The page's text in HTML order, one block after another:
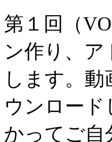
第１回（
ン作り、
します。
ウンロー
かってご自